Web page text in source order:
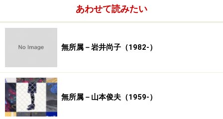
あわせて読みたい
無所属－岩井尚子（1982-）
無所属－山本俊夫（1959-）